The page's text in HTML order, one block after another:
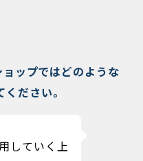
ップではどのような
ださい。
していく上